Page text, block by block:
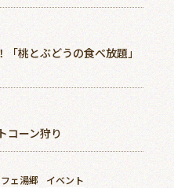
桃とぶどうの食べ放題」
コーン狩り
ェ湯郷 イベント